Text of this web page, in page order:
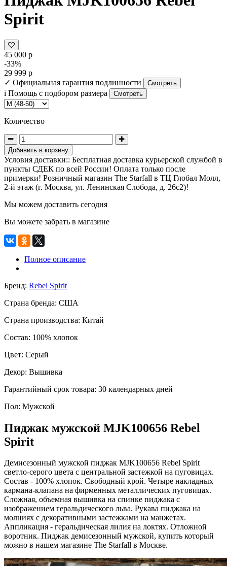
Spirit
45 000 р
-33%
29 999 р
✓ Официальная гарантия подлинности Смотреть
i Помощь с подбором размера Смотреть
Количество
Добавить в корзину
Условия доставки:: Бесплатная доставка курьерской службой в
пункты СДЕК по всей России! Оплата только после
примерки! Розничный магазин The Starfall в ТЦ Глобал Молл,
2-й этаж (г. Москва, ул. Ленинская Слобода, д. 26с2)!
Мы можем доставить сегодня
Вы можете забрать в магазине
Полное описание
Бренд: Rebel Spirit
Страна бренда: США
Страна производства: Китай
Состав: 100% хлопок
Цвет: Серый
Декор: Вышивка
Гарантийный срок товара: 30 календарных дней
Пол: Мужской
Пиджак мужской MJK100656 Rebel
Spirit
Демисезонный мужской пиджак MJK100656 Rebel Spirit
светло-серого цвета с центральной застежкой на пуговицах.
Состав - 100% хлопок. Свободный крой. Четыре накладных
кармана-клапана на фирменных металлических пуговицах.
Сложная, объемная вышивка на спинке пиджака с
изображением геральдического льва. Рукава пиджака на
молниях с декоративными застежками на манжетах.
Аппликация - геральдическая лилия на локтях. Отложной
воротник. Пиджак демисезонный мужской, купить который
можно в нашем магазине The Starfall в Москве.